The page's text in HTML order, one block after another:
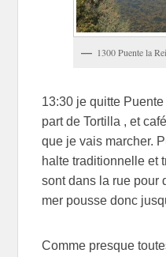
1300 Puente la
13:30 je quitte
part de Tortilla , et
que je vais marcher.
halte traditionnelle et
sont dans la rue pour
mer pousse donc
Comme presque